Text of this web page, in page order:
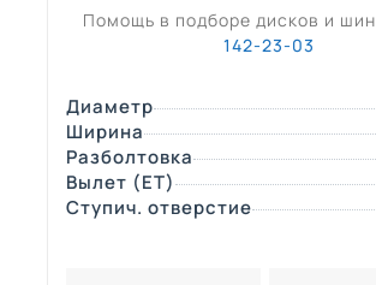
Помощь в подборе дисков и шин
142-23-03
Диаметр
Ширина
Разболтовка
Вылет (ЕТ)
Ступич. отверстие